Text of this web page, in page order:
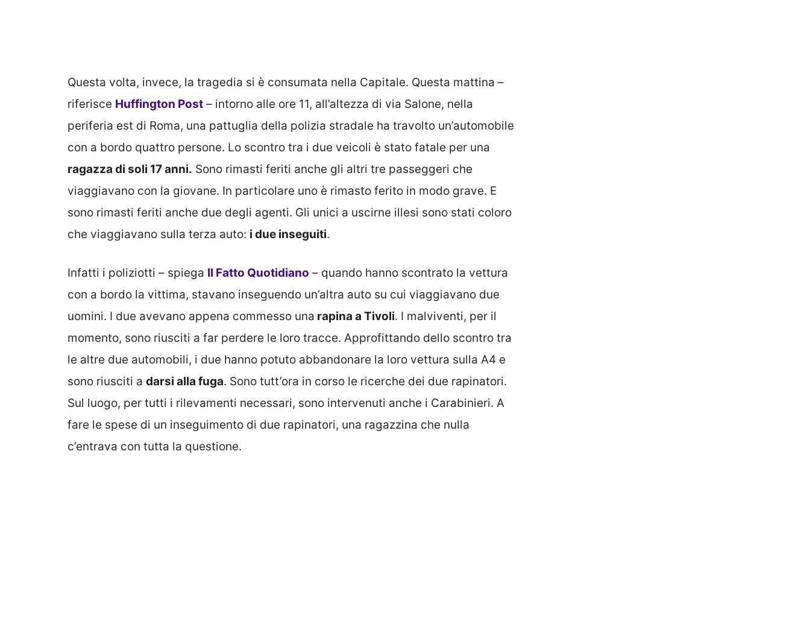
Questa volta, invece, la tragedia si è consumata nella Capitale. Questa mattina –
riferisce Huffington Post – intorno alle ore 11, all’altezza di via Salone, nella
periferia est di Roma, una pattuglia della polizia stradale ha travolto un’automobile
con a bordo quattro persone. Lo scontro tra i due veicoli è stato fatale per una
ragazza di soli 17 anni. Sono rimasti feriti anche gli altri tre passeggeri che
viaggiavano con la giovane. In particolare uno è rimasto ferito in modo grave. E
sono rimasti feriti anche due degli agenti. Gli unici a uscirne illesi sono stati coloro
che viaggiavano sulla terza auto: i due inseguiti.
Infatti i poliziotti – spiega Il Fatto Quotidiano – quando hanno scontrato la vettura
con a bordo la vittima, stavano inseguendo un’altra auto su cui viaggiavano due
uomini. I due avevano appena commesso una rapina a Tivoli. I malviventi, per il
momento, sono riusciti a far perdere le loro tracce. Approfittando dello scontro tra
le altre due automobili, i due hanno potuto abbandonare la loro vettura sulla A4 e
sono riusciti a darsi alla fuga. Sono tutt’ora in corso le ricerche dei due rapinatori.
Sul luogo, per tutti i rilevamenti necessari, sono intervenuti anche i Carabinieri. A
fare le spese di un inseguimento di due rapinatori, una ragazzina che nulla
c’entrava con tutta la questione.